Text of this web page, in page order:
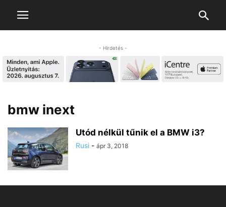
- Hirdetés -
bmw inext
Utód nélkül tűnik el a BMW i3?
Rusi - ápr 3, 2018